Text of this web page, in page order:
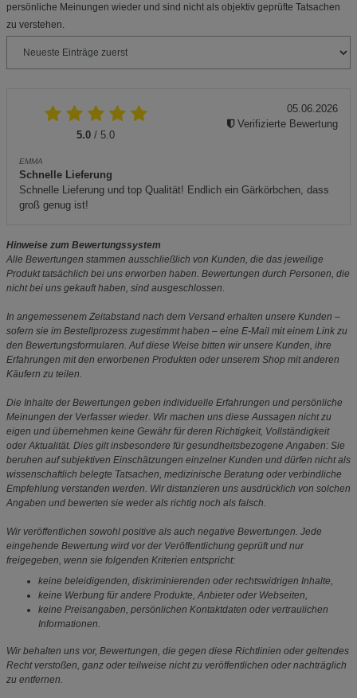
persönliche Meinungen wieder und sind nicht als objektiv geprüfte Tatsachen
zu verstehen.
5.0 / 5.0
EMMA
Schnelle Lieferung
Schnelle Lieferung und top Qualität! Endlich ein Gärkörbchen, dass
groß genug ist!
05.06.2026
Verifizierte Bewertung
Hinweise zum Bewertungssystem
Alle Bewertungen stammen ausschließlich von Kunden, die das jeweilige
Produkt tatsächlich bei uns erworben haben. Bewertungen durch Personen, die
nicht bei uns gekauft haben, sind ausgeschlossen.
In angemessenem Zeitabstand nach dem Versand erhalten unsere Kunden –
sofern sie im Bestellprozess zugestimmt haben – eine E-Mail mit einem Link zu
den Bewertungsformularen. Auf diese Weise bitten wir unsere Kunden, ihre
Erfahrungen mit den erworbenen Produkten oder unserem Shop mit anderen
Käufern zu teilen.
Die Inhalte der Bewertungen geben individuelle Erfahrungen und persönliche
Meinungen der Verfasser wieder. Wir machen uns diese Aussagen nicht zu
eigen und übernehmen keine Gewähr für deren Richtigkeit, Vollständigkeit
oder Aktualität. Dies gilt insbesondere für gesundheitsbezogene Angaben: Sie
beruhen auf subjektiven Einschätzungen einzelner Kunden und dürfen nicht als
wissenschaftlich belegte Tatsachen, medizinische Beratung oder verbindliche
Empfehlung verstanden werden. Wir distanzieren uns ausdrücklich von solchen
Angaben und bewerten sie weder als richtig noch als falsch.
Wir veröffentlichen sowohl positive als auch negative Bewertungen. Jede
eingehende Bewertung wird vor der Veröffentlichung geprüft und nur
freigegeben, wenn sie folgenden Kriterien entspricht:
keine beleidigenden, diskriminierenden oder rechtswidrigen Inhalte,
keine Werbung für andere Produkte, Anbieter oder Webseiten,
keine Preisangaben, persönlichen Kontaktdaten oder vertraulichen
Informationen.
Wir behalten uns vor, Bewertungen, die gegen diese Richtlinien oder geltendes
Recht verstoßen, ganz oder teilweise nicht zu veröffentlichen oder nachträglich
zu entfernen.